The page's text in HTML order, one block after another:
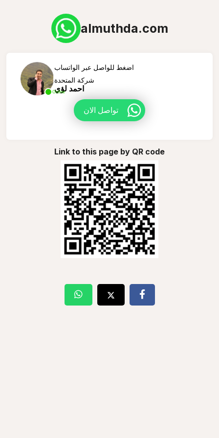
almuthda.com
Online
اضغط للواصل عبر الواتساب
شركة المتحدة
احمد لؤي
تواصل الان
Link to this page by QR code